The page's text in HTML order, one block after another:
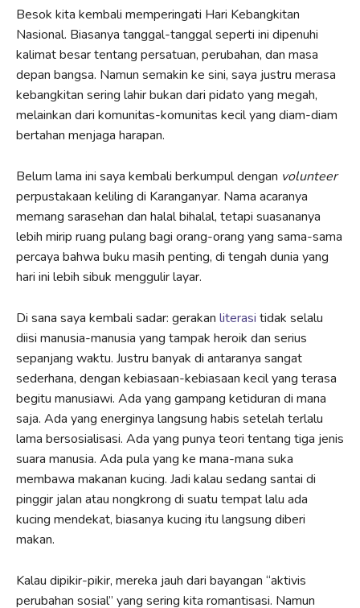
Besok kita kembali memperingati Hari Kebangkitan
Nasional. Biasanya tanggal-tanggal seperti ini dipenuhi
kalimat besar tentang persatuan, perubahan, dan masa
depan bangsa. Namun semakin ke sini, saya justru merasa
kebangkitan sering lahir bukan dari pidato yang megah,
melainkan dari komunitas-komunitas kecil yang diam-diam
bertahan menjaga harapan.
Belum lama ini saya kembali berkumpul dengan volunteer
perpustakaan keliling di Karanganyar. Nama acaranya
memang sarasehan dan halal bihalal, tetapi suasananya
lebih mirip ruang pulang bagi orang-orang yang sama-sama
percaya bahwa buku masih penting, di tengah dunia yang
hari ini lebih sibuk menggulir layar.
Di sana saya kembali sadar: gerakan literasi tidak selalu
diisi manusia-manusia yang tampak heroik dan serius
sepanjang waktu. Justru banyak di antaranya sangat
sederhana, dengan kebiasaan-kebiasaan kecil yang terasa
begitu manusiawi. Ada yang gampang ketiduran di mana
saja. Ada yang energinya langsung habis setelah terlalu
lama bersosialisasi. Ada yang punya teori tentang tiga jenis
suara manusia. Ada pula yang ke mana-mana suka
membawa makanan kucing. Jadi kalau sedang santai di
pinggir jalan atau nongkrong di suatu tempat lalu ada
kucing mendekat, biasanya kucing itu langsung diberi
makan.
Kalau dipikir-pikir, mereka jauh dari bayangan “aktivis
perubahan sosial” yang sering kita romantisasi. Namun